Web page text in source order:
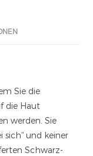
Sie die
die Haut
werden. Sie
und keiner
Schwarz-